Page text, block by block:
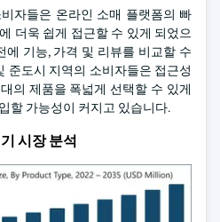
자들은 온라인 소매 플랫폼의 빠
더욱 쉽게 접근할 수 있게 되었으
에 기능, 가격 및 리뷰를 비교할 수
준도시 지역의 소비자들은 접근성
의 제품을 폭넓게 선택할 수 있게
할 가능성이 커지고 있습니다.
시장 분석